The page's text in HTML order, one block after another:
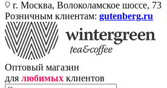
г. Москва, Волоколамское шоссе, 73
Розничным клиентам: gutenberg.ru
Оптовый магазин
для любимых клиентов